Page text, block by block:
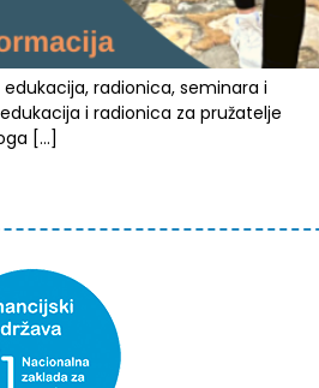
radionica, seminara i
i radionica za pružatelje
[…]